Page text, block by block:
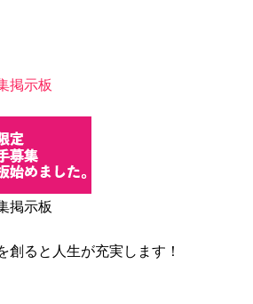
掲示板
掲示板
創ると人生が充実します！